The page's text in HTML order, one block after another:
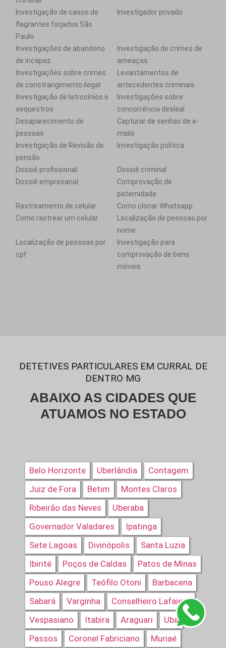
Investigação de casos de
flagrantes forjados São
Paulo
Investigador privado
Investigações de abandono
de incapaz
Investigação de crimes de
ameaças
Investigações sobre crimes
de constrangimento ilegal
Levantamentos de
antecedentes criminais
Investigação de latrocínios e
sequestros
Investigações sobre
concorrência desleal
Desaparecimento de
pessoas
Capturar de senhas de e-
mails
Investigação de Revisão de
pensão
Investigação política
Dossiê profissional
Dossiê criminal
Dossiê empresarial
Comprovação de
paternidade
Rastreamento de celular
Como clonar Whatsapp
Como rastrear um celular
Localização de pessoas por
nome
Localização de pessoas por
cpf
Investigação para
comprovação de bens
móveis
DETETIVES PARTICULARES EM CURRAL DE
DENTRO MG
ABAIXO AS CIDADES QUE
ATUAMOS NO ESTADO
Belo Horizonte Uberlândia
Contagem
Juiz de Fora
Betim
Montes Claros
Ribeirão das Neves
Uberaba
Governador Valadares
Ipatinga
Sete Lagoas
Divinópolis
Santa Luzia
Ibirité
Poços de Caldas
Patos de Minas
Pouso Alegre
Teófilo Otoni
Barbacena
Sabará
Varginha
Conselheiro Lafaiete
Vespasiano
Itabira Araguari
Ubá
Passos
Coronel Fabriciano Muriaé